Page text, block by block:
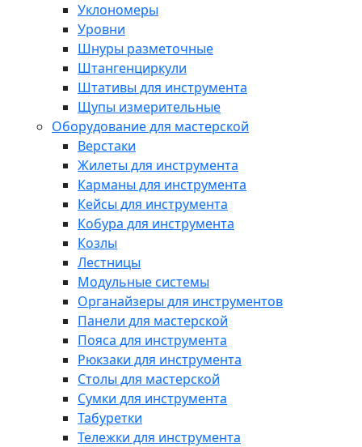
Уклономеры
Уровни
Шнуры разметочные
Штангенциркули
Штативы для инструмента
Щупы измерительные
Оборудование для мастерской
Верстаки
Жилеты для инструмента
Карманы для инструмента
Кейсы для инструмента
Кобура для инструмента
Козлы
Лестницы
Модульные системы
Органайзеры для инструментов
Панели для мастерской
Пояса для инструмента
Рюкзаки для инструмента
Столы для мастерской
Сумки для инструмента
Табуретки
Тележки для инструмента